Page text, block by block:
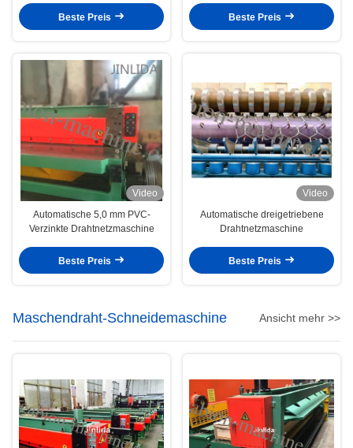
Beste Preis
Bau
Beste Preis
Video
Automatische 5,0 mm PVC-
Verzinkte Drahtnetzmaschine
Beste Preis
Video
Automatische dreigetriebene
Drahtnetzmaschine
Beste Preis
Maschendraht-Schneidemaschine Ansicht mehr >>